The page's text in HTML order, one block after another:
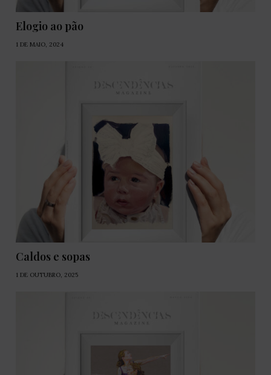
Elogio ao pão
1 DE MAIO, 2024
Caldos e sopas
1 DE OUTUBRO, 2025